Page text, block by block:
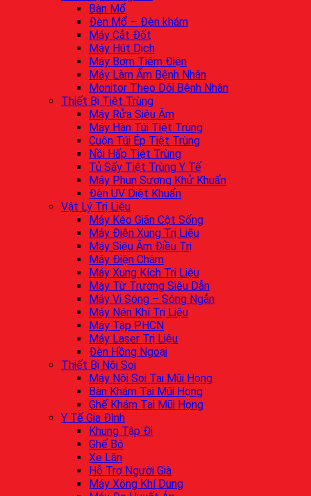
Bàn Mổ
Đèn Mổ – Đèn khám
Máy Cắt Đốt
Máy Hút Dịch
Máy Bơm Tiêm Điện
Máy Làm Ấm Bệnh Nhân
Monitor Theo Dõi Bệnh Nhân
Thiết Bị Tiệt Trùng
Máy Rửa Siêu Âm
Máy Hàn Túi Tiệt Trùng
Cuộn Túi Ép Tiệt Trùng
Nồi Hấp Tiệt Trùng
Tủ Sấy Tiệt Trùng Y Tế
Máy Phun Sương Khử Khuẩn
Đèn UV Diệt Khuẩn
Vật Lý Trị Liệu
Máy Kéo Giãn Cột Sống
Máy Điện Xung Trị Liệu
Máy Siêu Âm Điều Trị
Máy Điện Châm
Máy Xung Kích Trị Liệu
Máy Từ Trường Siêu Dẫn
Máy Vi Sóng – Sóng Ngắn
Máy Nén Khí Trị Liệu
Máy Tập PHCN
Máy Laser Trị Liệu
Đèn Hồng Ngoại
Thiết Bị Nội Soi
Máy Nội Soi Tai Mũi Họng
Bàn Khám Tai Mũi Họng
Ghế Khám Tai Mũi Họng
Y Tế Gia Đình
Khung Tập Đi
Ghế Bô
Xe Lăn
Hỗ Trợ Người Già
Máy Xông Khí Dung